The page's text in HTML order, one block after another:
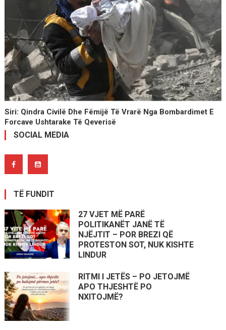
Siri: Qindra Civilë Dhe Fëmijë Të Vrarë Nga Bombardimet E
Forcave Ushtarake Të Qeverisë
SOCIAL MEDIA
TË FUNDIT
27 VJET MË PARË
POLITIKANËT JANË TË
NJËJTIT – POR BREZI QË
PROTESTON SOT, NUK KISHTE
LINDUR
RITMI I JETËS – PO JETOJMË
APO THJESHTË PO
NXITOJMË?